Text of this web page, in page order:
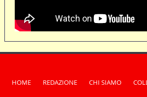
HOME REDAZIONE CHI SIAMO